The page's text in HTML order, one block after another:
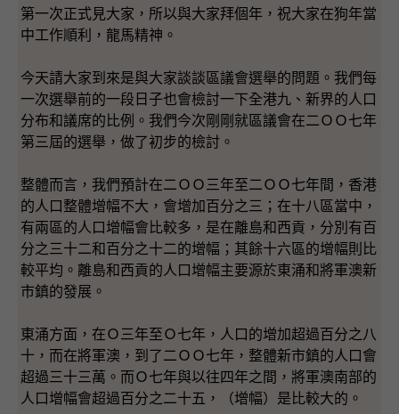
第一次正式見大家，所以與大家拜個年，祝大家在狗年當
中工作順利，龍馬精神。
今天請大家到來是與大家談談區議會選舉的問題。我們每
一次選舉前的一段日子也會檢討一下全港九、新界的人口
分布和議席的比例。我們今次剛剛就區議會在二ＯＯ七年
第三屆的選舉，做了初步的檢討。
整體而言，我們預計在二ＯＯ三年至二ＯＯ七年間，香港
的人口整體增幅不大，會增加百分之三；在十八區當中，
有兩區的人口增幅會比較多，是在離島和西貢，分別有百
分之三十二和百分之十二的增幅；其餘十六區的增幅則比
較平均。離島和西貢的人口增幅主要源於東涌和將軍澳新
市鎮的發展。
東涌方面，在Ｏ三年至Ｏ七年，人口的增加超過百分之八
十，而在將軍澳，到了二ＯＯ七年，整體新市鎮的人口會
超過三十三萬。而Ｏ七年與以往四年之間，將軍澳南部的
人口增幅會超過百分之二十五，（增幅）是比較大的。